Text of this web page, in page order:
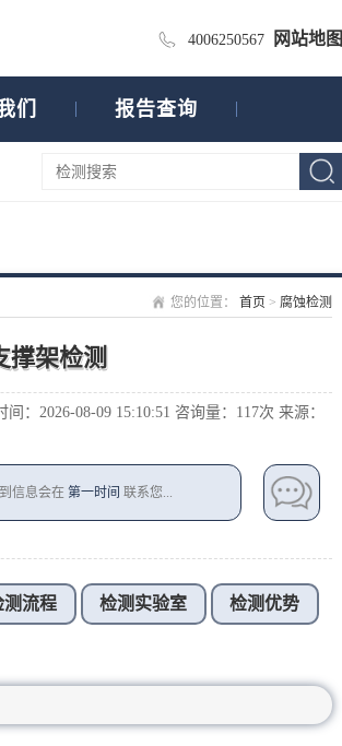
4006250567 网站地图
们 报告查询
您的位置： 首页> 腐蚀检测
撑架检测
间：2026-08-09 15:10:51 咨询量：1 17次 来源：
信息会在第一时间 联系您...
测流程 检测实验室 检测优势